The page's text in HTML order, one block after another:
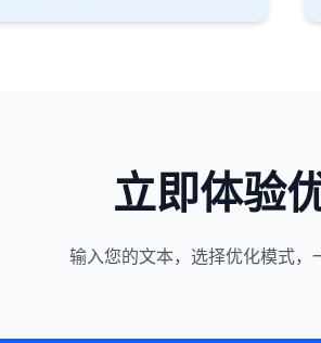
立即体验
输入您的文本，选择优化模式，